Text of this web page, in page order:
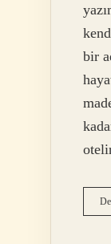
bir